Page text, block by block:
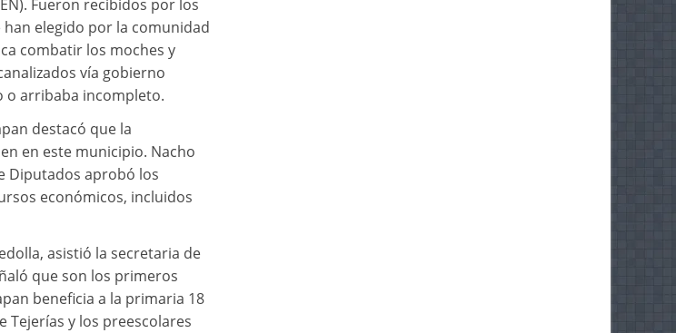
Fueron recibidos por los
han elegido por la comunidad
combatir los moches y
vía gobierno
o arribaba incompleto.
destacó que la
en este municipio. Nacho
Diputados aprobó los
económicos, incluidos
asistió la secretaria de
que son los primeros
beneficia a la primaria 18
Tejerías y los preescolares